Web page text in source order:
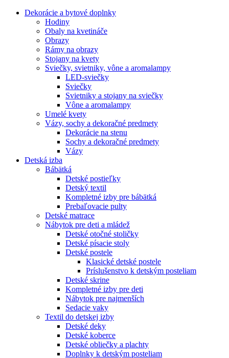
Dekorácie a bytové doplnky
Hodiny
Obaly na kvetináče
Obrazy
Rámy na obrazy
Stojany na kvety
Sviečky, svietniky, vône a aromalampy
LED-sviečky
Sviečky
Svietniky a stojany na sviečky
Vône a aromalampy
Umelé kvety
Vázy, sochy a dekoračné predmety
Dekorácie na stenu
Sochy a dekoračné predmety
Vázy
Detská izba
Bábätká
Detské postieľky
Detský textil
Kompletné izby pre bábätká
Prebaľovacie pulty
Detské matrace
Nábytok pre deti a mládež
Detské otočné stoličky
Detské písacie stoly
Detské postele
Klasické detské postele
Príslušenstvo k detským posteliam
Detské skrine
Kompletné izby pre deti
Nábytok pre najmenších
Sedacie vaky
Textil do detskej izby
Detské deky
Detské koberce
Detské obliečky a plachty
Doplnky k detským posteliam